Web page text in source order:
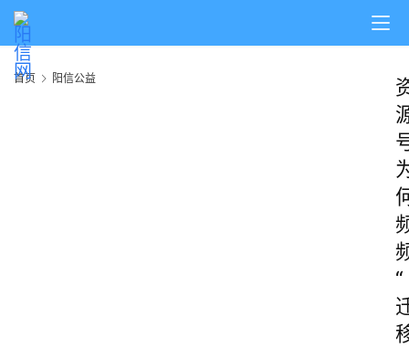
首页 阳信公益
“